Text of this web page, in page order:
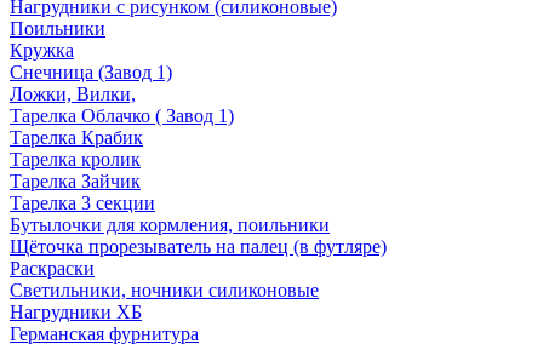
Нагрудники с рисунком (силиконовые)
Поильники
Кружка
Снечница (Завод 1)
Ложки, Вилки,
Тарелка Облачко ( Завод 1)
Тарелка Крабик
Тарелка кролик
Тарелка Зайчик
Тарелка 3 секции
Бутылочки для кормления, поильники
Щёточка прорезыватель на палец (в футляре)
Раскраски
Светильники, ночники силиконовые
Нагрудники ХБ
Германская фурнитура